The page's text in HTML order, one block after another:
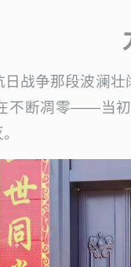
战争那段波澜
不断凋零——当